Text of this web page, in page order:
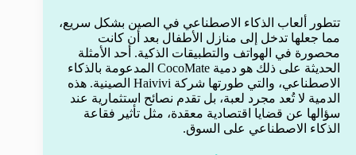
تتطور ألعاب الذكاء الاصطناعي في الصين بشكل سريع،
مما جعلها تدخل إلى منازل الأطفال بعد أن كانت
محصورة في الهواتف والتطبيقات الذكية. أحد الأمثلة
الحديثة على ذلك هو دمية CocoMate المدعومة بالذكاء
الاصطناعي، والتي طورتها شركة Haivivi الصينية. هذه
الدمية لا تُعد مجرد لعبة، بل تقدم نصائح استثمارية عند
سؤالها عن قضايا اقتصادية معقدة، مثل تأثير فقاعة
الذكاء الاصطناعي على السوق.